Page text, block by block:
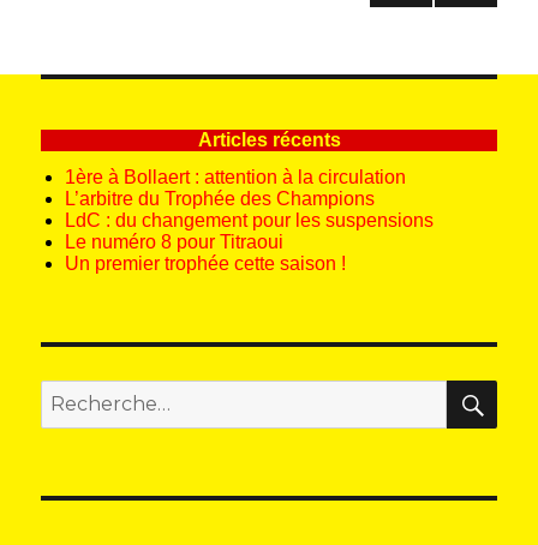
CÉD
E
Articles récents
1ère à Bollaert : attention à la circulation
L’arbitre du Trophée des Champions
LdC : du changement pour les suspensions
Le numéro 8 pour Titraoui
Un premier trophée cette saison !
pour
: